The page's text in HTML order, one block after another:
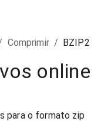
Comprimir / BZIP2
online
para o formato zip